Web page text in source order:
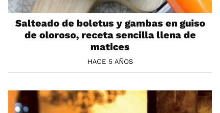
Salteado de boletus y gambas en guiso
de oloroso, receta sencilla llena de
matices
HACE 5 AÑOS